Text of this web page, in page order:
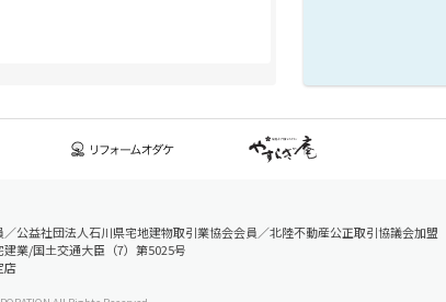
公益社団法人石川県宅地建物取引業協会会員／北陸不動産公正取引協議会加盟
業/国土交通大臣（7）第5025号
店